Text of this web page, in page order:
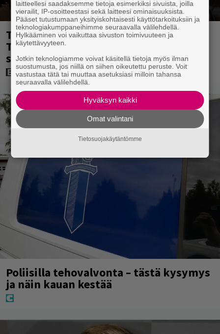
Tänään tv:ssä: Steven Spielbergin ja
Tom Cruisen kaveruus loppui 21 vuotta
sitten – Syynä Cruisen nolo käytös
Poliisilla tehovalvonta – tästä kysymys
ja näin kauan kestää
laitteellesi saadaksemme tietoja esimerkiksi sivuista, joilla
vierailit, IP-osoitteestasi sekä laitteesi ominaisuuksista.
Pääset tutustumaan yksityiskohtaisesti käyttötarkoituksiin ja
teknologiakumppaneihimme seuraavalla välilehdellä.
Hylkääminen voi vaikuttaa sivuston toimivuuteen ja
käytettävyyteen.
Jotkin teknologiamme voivat käsitellä tietoja myös ilman
suostumusta, jos niillä on siihen oikeutettu peruste. Voit
vastustaa tätä tai muuttaa asetuksiasi milloin tahansa
seuraavalla välilehdellä.
Hyväksyn kaikki
Omat valintani
Tietosuojakäytäntömme